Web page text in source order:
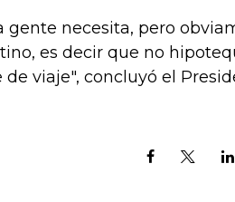
gente necesita, pero
es decir que no
viaje", concluyó el